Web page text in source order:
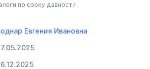
по сроку давности
Евгения Ивановна